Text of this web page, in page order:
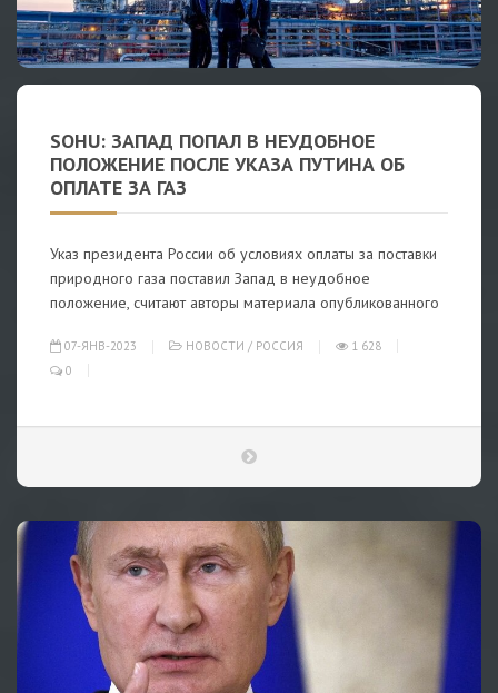
SOHU: ЗАПАД ПОПАЛ В НЕУДОБНОЕ
ПОЛОЖЕНИЕ ПОСЛЕ УКАЗА ПУТИНА ОБ
ОПЛАТЕ ЗА ГАЗ
Указ президента России об условиях оплаты за поставки
природного газа поставил Запад в неудобное
положение, считают авторы материала опубликованного
07-ЯНВ-2023 НОВОСТИ / РОССИЯ
1 628
0